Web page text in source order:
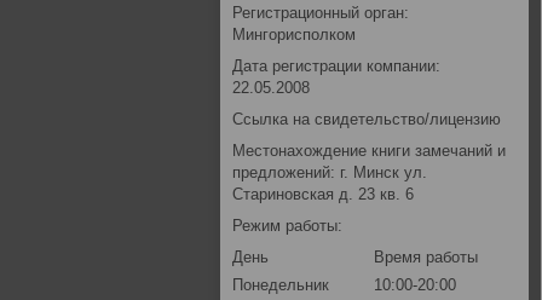
Регистрационный орган:
Мингорисполком
Дата регистрации компании:
22.05.2008
Ссылка на свидетельство/лицензию
Местонахождение книги замечаний и
предложений: г. Минск ул.
Стариновская д. 23 кв. 6
Режим работы:
День
Время работы
Понедельник
10:00-20:00